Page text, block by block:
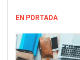
EN PORTADA